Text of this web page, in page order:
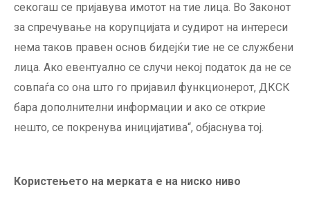
секогаш се пријавува имотот на тие лица. Во Законот
за спречување на корупцијата и судирот на интереси
нема таков правен основ бидејќи тие не се службени
лица. Ако евентуално се случи некој податок да не се
совпаѓа со она што го пријавил функционерот, ДКСК
бара дополнителни информации и ако се открие
нешто, се покренува иницијатива“, објаснува тој.
Користењето на мерката е на ниско ниво